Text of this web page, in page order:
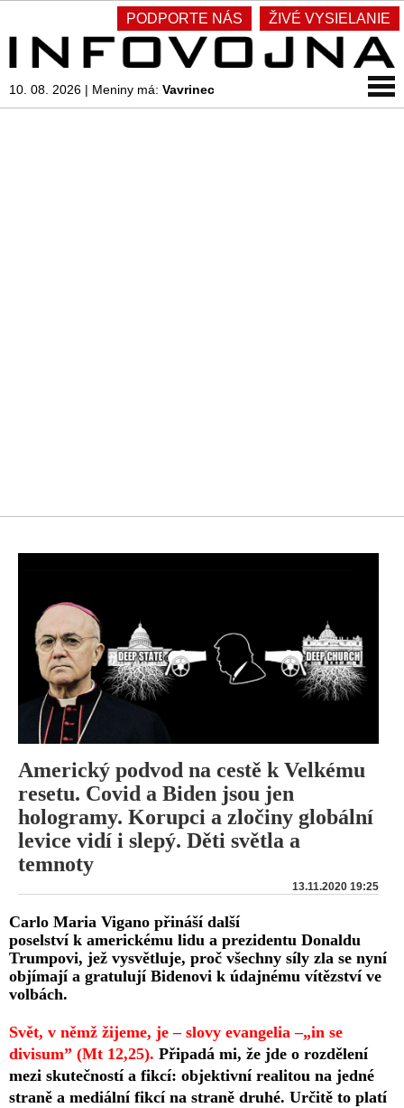
PODPORTE NÁS ŽIVÉ VYSIELANIE
10. 08. 2026 | Meniny má: Vavrinec
Americký podvod na cestě k Velkému
resetu. Covid a Biden jsou jen
hologramy. Korupci a zločiny globální
levice vidí i slepý. Děti světla a
temnoty
13.11.2020 19:25
Carlo Maria Vigano přináší další
poselství k americkému lidu a prezidentu Donaldu
Trumpovi, jež vysvětluje, proč všechny síly zla se nyní
objímají a gratulují Bidenovi k údajnému vítězství ve
volbách.
Svět, v němž žijeme, je – slovy evangelia –„in se
divisum” (Mt 12,25). Připadá mi, že jde o rozdělení
mezi skutečností a fikcí: objektivní realitou na jedné
straně a mediální fikcí na straně druhé. Určitě to platí